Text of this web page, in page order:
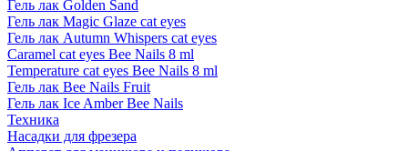
Гель лак Golden Sand
Гель лак Magic Glaze cat eyes
Гель лак Autumn Whispers cat eyes
Caramel cat eyes Bee Nails 8 ml
Temperature cat eyes Bee Nails 8 ml
Гель лак Bee Nails Fruit
Гель лак Ice Amber Bee Nails
Техника
Насадки для фрезера